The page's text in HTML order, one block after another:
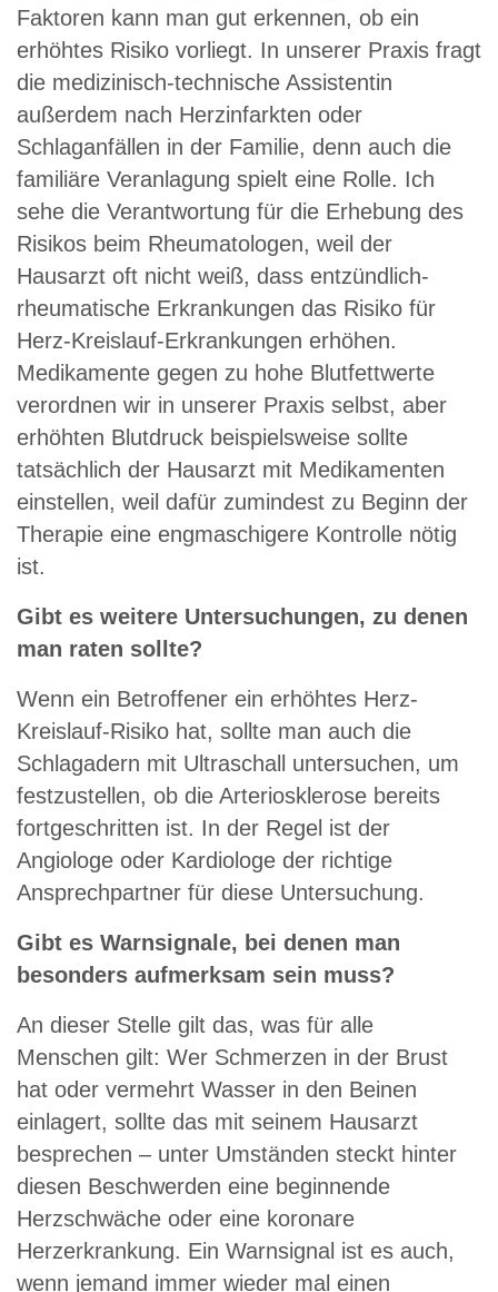
Faktoren kann man gut erkennen, ob ein
erhöhtes Risiko vorliegt. In unserer Praxis fragt
die medizinisch-technische Assistentin
außerdem nach Herzinfarkten oder
Schlaganfällen in der Familie, denn auch die
familiäre Veranlagung spielt eine Rolle. Ich
sehe die Verantwortung für die Erhebung des
Risikos beim Rheumatologen, weil der
Hausarzt oft nicht weiß, dass entzündlich-
rheumatische Erkrankungen das Risiko für
Herz-Kreislauf-Erkrankungen erhöhen.
Medikamente gegen zu hohe Blutfettwerte
verordnen wir in unserer Praxis selbst, aber
erhöhten Blutdruck beispielsweise sollte
tatsächlich der Hausarzt mit Medikamenten
einstellen, weil dafür zumindest zu Beginn der
Therapie eine engmaschigere Kontrolle nötig
ist.
Gibt es weitere Untersuchungen, zu denen
man raten sollte?
Wenn ein Betroffener ein erhöhtes Herz-
Kreislauf-Risiko hat, sollte man auch die
Schlagadern mit Ultraschall untersuchen, um
festzustellen, ob die Arteriosklerose bereits
fortgeschritten ist. In der Regel ist der
Angiologe oder Kardiologe der richtige
Ansprechpartner für diese Untersuchung.
Gibt es Warnsignale, bei denen man
besonders aufmerksam sein muss?
An dieser Stelle gilt das, was für alle
Menschen gilt: Wer Schmerzen in der Brust
hat oder vermehrt Wasser in den Beinen
einlagert, sollte das mit seinem Hausarzt
besprechen – unter Umständen steckt hinter
diesen Beschwerden eine beginnende
Herzschwäche oder eine koronare
Herzerkrankung. Ein Warnsignal ist es auch,
wenn jemand immer wieder mal einen